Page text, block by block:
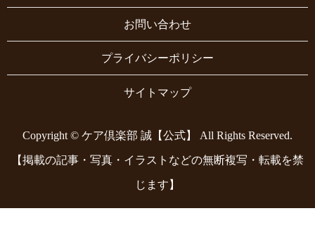
お問い合わせ
プライバシーポリシー
サイトマップ
Copyright © ケア倶楽部 誠【公式】 All Rights Reserved.
【掲載の記事・写真・イラストなどの無断複写・転載を禁
じます】